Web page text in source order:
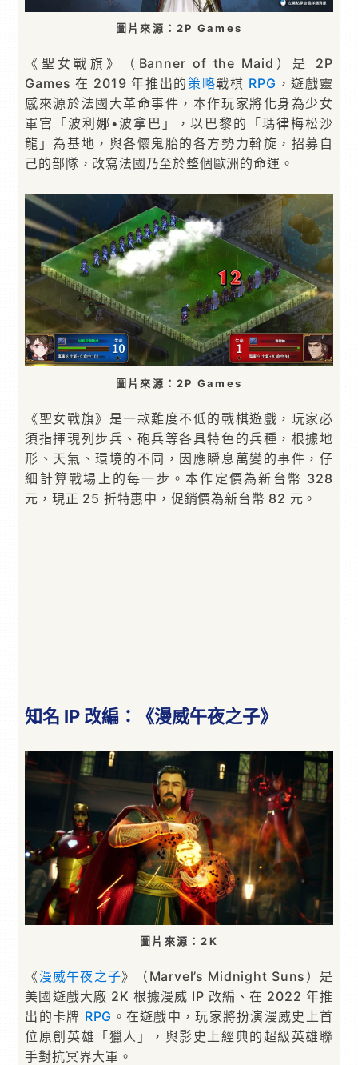
圖片來源：2P Games
《聖女戰旗》（Banner of the Maid）是 2P
Games 在 2019 年推出的策略戰棋 RPG ，遊戲靈
感來源於法國大革命事件，本作玩家將化身為少女
軍官「波利娜•波拿巴」，以巴黎的「瑪律梅松沙
龍」為基地，與各懷鬼胎的各方勢力斡旋，招募自
己的部隊，改寫法國乃至於整個歐洲的命運。
圖片來源：2P Games
《聖女戰旗》是一款難度不低的戰棋遊戲，玩家必
須指揮現列步兵、砲兵等各具特色的兵種，根據地
形、天氣、環境的不同，因應瞬息萬變的事件，仔
細計算戰場上的每一步。本作定價為新台幣 328
元，現正 25 折特惠中，促銷價為新台幣 82 元。
知名 IP 改編：《漫威午夜之子》
圖片來源：2K
《漫威午夜之子》（Marvel’s Midnight Suns）是
美國遊戲大廠 2K 根據漫威 IP 改編、在 2022 年推
出的卡牌 RPG 。在遊戲中，玩家將扮演漫威史上首
位原創英雄「獵人」，與影史上經典的超級英雄聯
手對抗冥界大軍。